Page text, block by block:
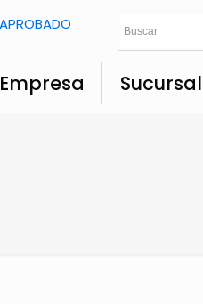
Empresa